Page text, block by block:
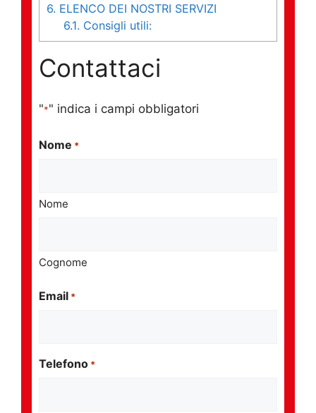
6. ELENCO DEI NOSTRI SERVIZI
6.1. Consigli utili:
Contattaci
"*" indica i campi obbligatori
Nome *
Nome
Cognome
Email *
Telefono *